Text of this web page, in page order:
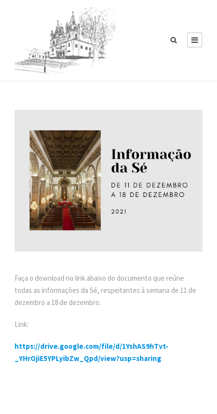
Faça o download no link abaixo do documento que reúne
todas as informações da Sé, respeitantes à semana de 11 de
dezembro a 18 de dezembro.
Link:
https://drive.google.com/file/d/1YshAS9hTvt-
_YHrOjiE5YPLyibZw_Qpd/view?usp=sharing